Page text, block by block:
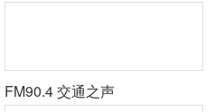
FM90.4 交通之声